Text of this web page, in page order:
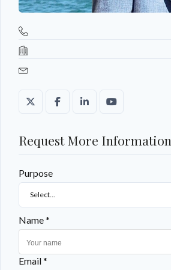
Request More Information
Purpose
Select...
Name *
Email *